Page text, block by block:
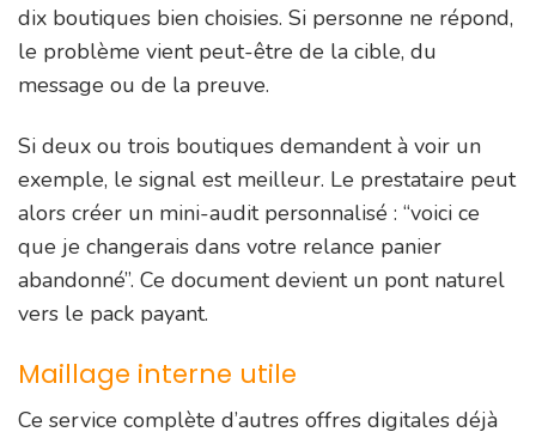
dix boutiques bien choisies. Si personne ne répond,
le problème vient peut-être de la cible, du
message ou de la preuve.
Si deux ou trois boutiques demandent à voir un
exemple, le signal est meilleur. Le prestataire peut
alors créer un mini-audit personnalisé : “voici ce
que je changerais dans votre relance panier
abandonné”. Ce document devient un pont naturel
vers le pack payant.
Maillage interne utile
Ce service complète d’autres offres digitales déjà